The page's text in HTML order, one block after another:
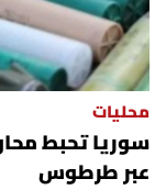
محليات
سوريا تحبط
عبر طرطوس